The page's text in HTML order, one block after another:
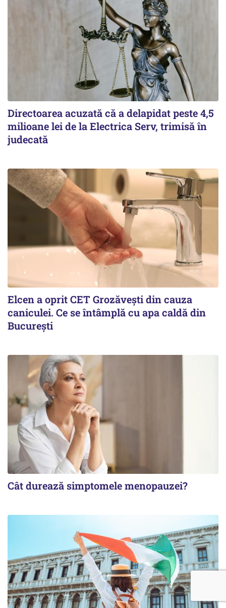
Directoarea acuzată că a delapidat peste 4,5
milioane lei de la Electrica Serv, trimisă în
judecată
Elcen a oprit CET Grozăvești din cauza
caniculei. Ce se întâmplă cu apa caldă din
București
Cât durează simptomele menopauzei?